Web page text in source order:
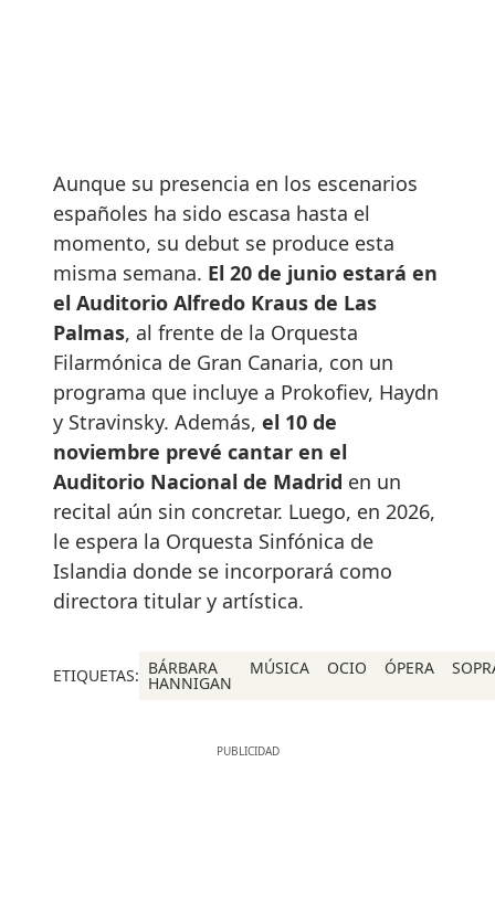
Aunque su presencia en los escenarios
españoles ha sido escasa hasta el
momento, su debut se produce esta
misma semana. El 20 de junio estará en
el Auditorio Alfredo Kraus de Las
Palmas, al frente de la Orquesta
Filarmónica de Gran Canaria, con un
programa que incluye a Prokofiev, Haydn
y Stravinsky. Además, el 10 de
noviembre prevé cantar en el
Auditorio Nacional de Madrid en un
recital aún sin concretar. Luego, en 2026,
le espera la Orquesta Sinfónica de
Islandia donde se incorporará como
directora titular y artística.
ETIQUETAS: BÁRBARA
HANNIGAN
MÚSICA OCIO ÓPERA